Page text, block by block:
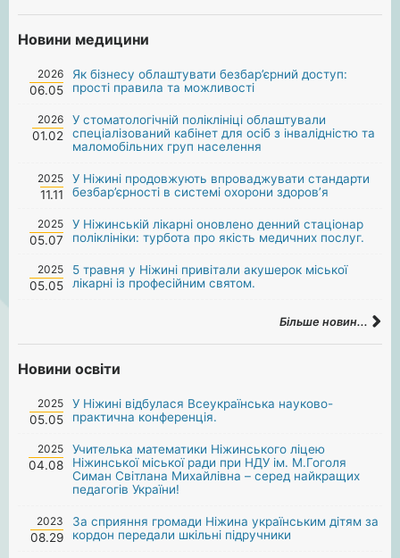
Новини медицини
2026
06.05
Як бізнесу облаштувати безбар’єрний доступ:
прості правила та можливості
2026
01.02
У стоматологічній поліклініці облаштували
спеціалізований кабінет для осіб з інвалідністю та
маломобільних груп населення
2025
11.11
У Ніжині продовжують впроваджувати стандарти
безбар’єрності в системі охорони здоров’я
2025
05.07
У Ніжинській лікарні оновлено денний стаціонар
поліклініки: турбота про якість медичних послуг.
2025
05.05
5 травня у Ніжині привітали акушерок міської
лікарні із професійним святом.
Більше новин...
Новини освіти
2025
05.05
У Ніжині відбулася Всеукраїнська науково-
практична конференція.
2025
04.08
Учителька математики Ніжинського ліцею
Ніжинської міської ради при НДУ ім. М.Гоголя
Симан Світлана Михайлівна – серед найкращих
педагогів України!
2023
08.29
За сприяння громади Ніжина українським дітям за
кордон передали шкільні підручники